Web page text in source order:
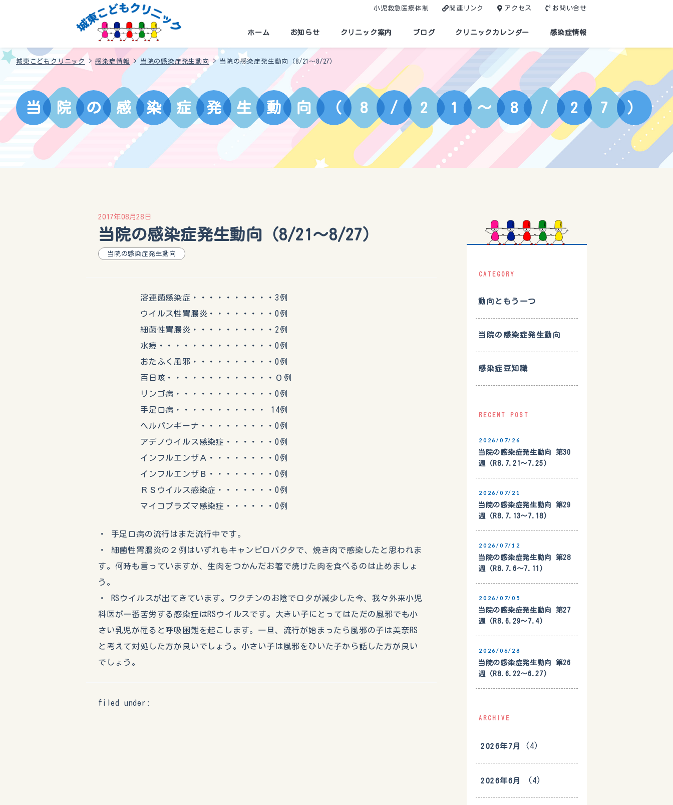
小児救急医療体制 関連リンク アクセス お問い合せ
ホーム お知らせ クリニック案内 ブログ クリニックカレンダー 感染症情報
城東こどもクリニック >感染症情報 > 当院の感染症発生動向 > 当院の感染症発生動向（8/21～8/27）
当 院 の 感 染 症 発 生 動 向 （ 8 / 2 1 ～ 8 / 2 7 ）
2017年08月28日
当院の感染症発生動向（8/21～8/27）
当院の感染症発生動向
溶連菌感染症・・・・・・・・・・3例
ウイルス性胃腸炎・・・・・・・・0例
細菌性胃腸炎・・・・・・・・・・2例
水痘・・・・・・・・・・・・・・0例
おたふく風邪・・・・・・・・・・0例
百日咳・・・・・・・・・・・・・０例
リンゴ病・・・・・・・・・・・・0例
手足口病・・・・・・・・・・・ 14例
ヘルパンギーナ・・・・・・・・・0例
アデノウイルス感染症・・・・・・0例
インフルエンザＡ・・・・・・・・0例
インフルエンザＢ・・・・・・・・0例
ＲＳウイルス感染症・・・・・・・0例
マイコプラズマ感染症・・・・・・0例
・ 手足口病の流行はまだ流行中です。
・ 細菌性胃腸炎の２例はいずれもキャンピロバクタで、焼き肉で感染したと思われま
す。何時も言っていますが、生肉をつかんだお箸で焼けた肉を食べるのは止めましょ
う。
・ RSウイルスが出てきています。ワクチンのお陰でロタが減少した今、我々外来小児
科医が一番苦労する感染症はRSウイルスです。大きい子にとってはただの風邪でも小
さい乳児が罹ると呼吸困難を起こします。一旦、流行が始まったら風邪の子は美奈RS
と考えて対処した方が良いでしょう。小さい子は風邪をひいた子から話した方が良い
でしょう。
filed under:
CATEGORY
動向ともう一つ
当院の感染症発生動向
感染症豆知識
RECENT POST
2026/07/26
当院の感染症発生動向 第30
週（R8.7.21〜7.25）
2026/07/21
当院の感染症発生動向 第29
週（R8.7.13〜7.18）
2026/07/12
当院の感染症発生動向 第28
週（R8.7.6〜7.11）
2026/07/05
当院の感染症発生動向 第27
週（R8.6.29〜7.4）
2026/06/28
当院の感染症発生動向 第26
週（R8.6.22〜6.27）
ARCHIVE
2026年7月 (4)
2026年6月 (4)